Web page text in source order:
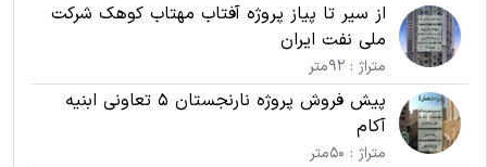
از سیر تا پیاز پروژه آفتاب مهتاب کوهک شرکت
ملی نفت ایران
متراژ : 92متر
پیش فروش پروژه نارنجستان 5 تعاونی ابنیه
آکام
متراژ : 50متر